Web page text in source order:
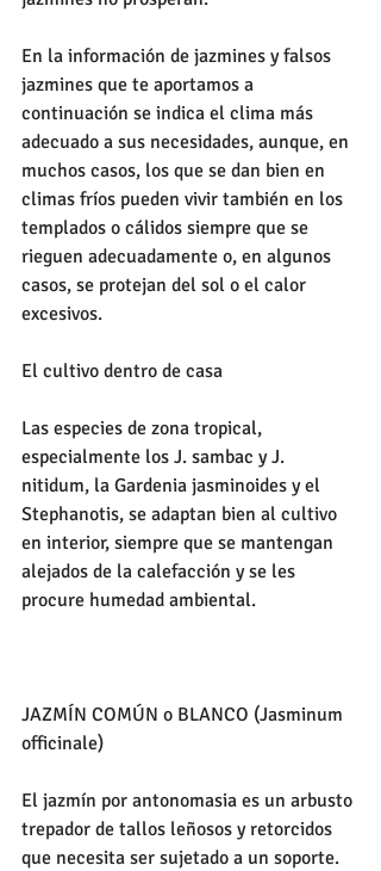
En la información de jazmines y falsos
jazmines que te aportamos a
continuación se indica el clima más
adecuado a sus necesidades, aunque, en
muchos casos, los que se dan bien en
climas fríos pueden vivir también en los
templados o cálidos siempre que se
rieguen adecuadamente o, en algunos
casos, se protejan del sol o el calor
excesivos.
El cultivo dentro de casa
Las especies de zona tropical,
especialmente los J. sambac y J.
nitidum, la Gardenia jasminoides y el
Stephanotis, se adaptan bien al cultivo
en interior, siempre que se mantengan
alejados de la calefacción y se les
procure humedad ambiental.
JAZMÍN COMÚN o BLANCO (Jasminum
officinale)
El jazmín por antonomasia es un arbusto
trepador de tallos leñosos y retorcidos
que necesita ser sujetado a un soporte.